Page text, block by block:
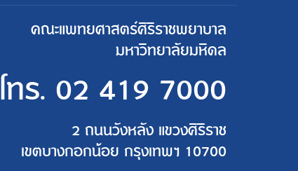
คณะแพทยศาสตร์ศิริราชพยาบาล
มหาวิทยาลัยมหิดล
โทร. 02 419 7000
2 ถนนวังหลัง แขวงศิริราช
เขตบางกอกน้อย กรุงเทพฯ 10700